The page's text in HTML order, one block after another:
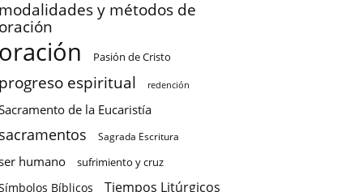
y métodos de
Pasión de Cristo
espiritual redención
de la Eucaristía
Sagrada Escritura
humano sufrimiento y cruz
Bíblicos Tiempos Litúrgicos